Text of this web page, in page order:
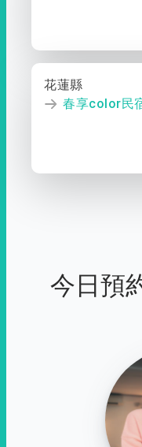
花蓮縣
春享color民
今日預